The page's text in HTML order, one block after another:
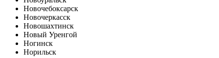
Новочебоксарск
Новочеркасск
Новошахтинск
Новый Уренгой
Ногинск
Норильск